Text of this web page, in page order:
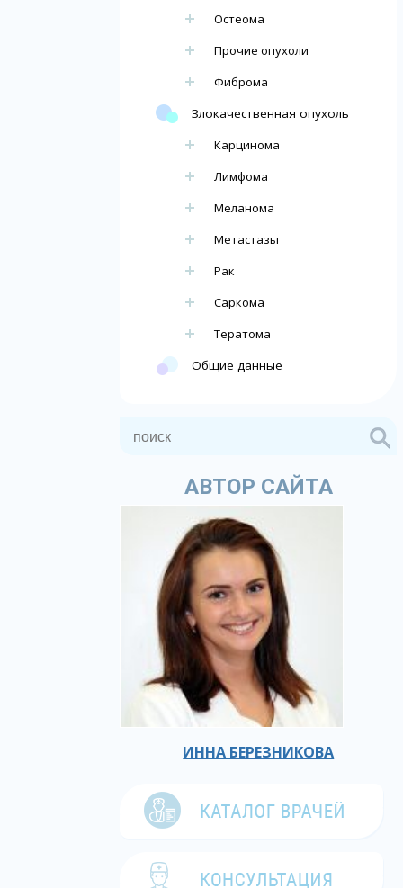
Остеома
Прочие опухоли
Фиброма
Злокачественная опухоль
Карцинома
Лимфома
Меланома
Метастазы
Рак
Саркома
Тератома
Общие данные
АВТОР САЙТА
ИННА БЕРЕЗНИКОВА